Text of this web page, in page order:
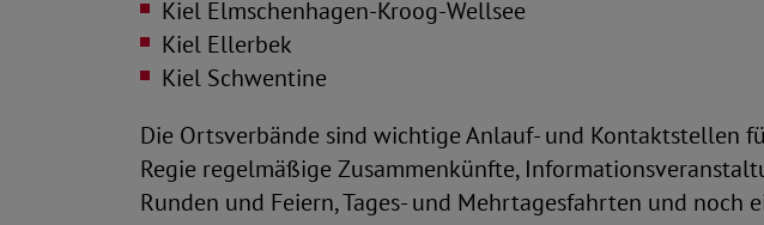
Kiel Elmschenhagen-Kroog-Wellsee
Kiel Ellerbek
Kiel Schwentine
Die Ortsverbände sind wichtige Anlauf- und Kontaktstellen
Regie regelmäßige Zusammenkünfte,
Runden und Feiern, Tages- und Mehrtagesfahrten und